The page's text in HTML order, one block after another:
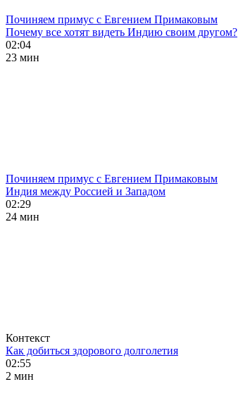
Починяем примус с Евгением Примаковым
Почему все хотят видеть Индию своим другом?
02:04
23 мин
Починяем примус с Евгением Примаковым
Индия между Россией и Западом
02:29
24 мин
Контекст
Как добиться здорового долголетия
02:55
2 мин